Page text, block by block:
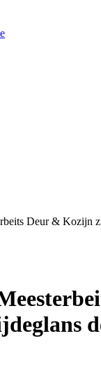
Deur & Kozijn